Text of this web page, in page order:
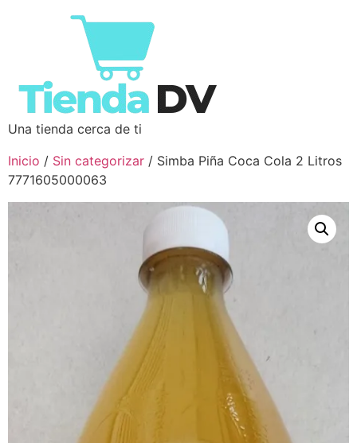
Una tienda cerca de ti
Inicio / Sin categorizar / Simba Piña Coca Cola 2 Litros
7771605000063